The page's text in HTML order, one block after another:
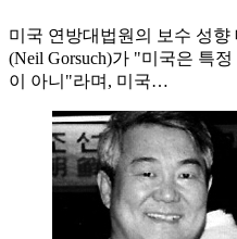
미국 연방대법원의 보수 성향
(Neil Gorsuch)가 "미국은 특
이 아니"라며, 미국…